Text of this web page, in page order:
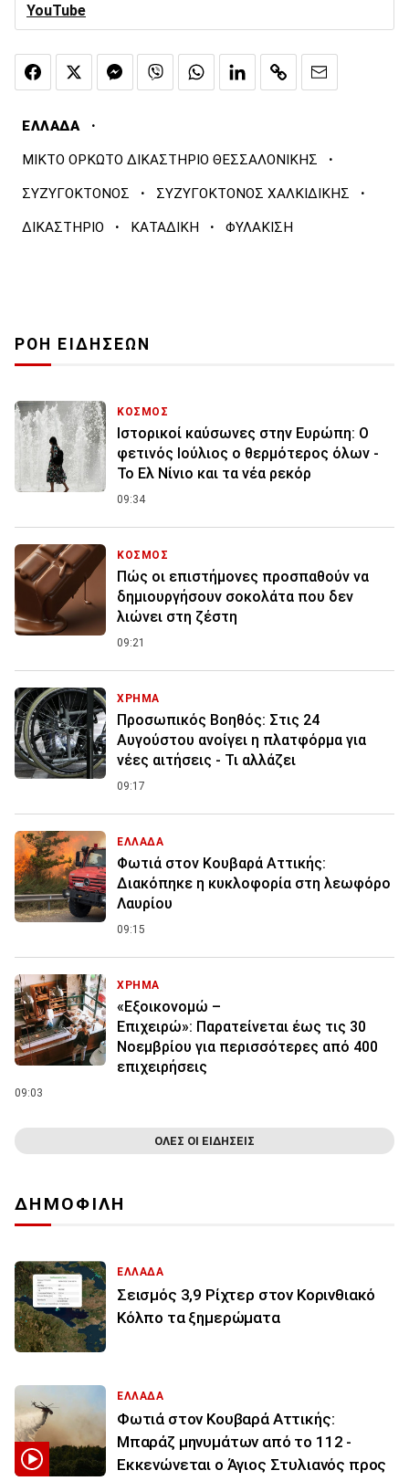
YouTube
ΕΛΛΑΔΑ ·
ΜΙΚΤΟ ΟΡΚΩΤΟ ΔΙΚΑΣΤΗΡΙΟ ΘΕΣΣΑΛΟΝΙΚΗΣ ·
ΣΥΖΥΓΟΚΤΟΝΟΣ · ΣΥΖΥΓΟΚΤΟΝΟΣ ΧΑΛΚΙΔΙΚΗΣ ·
ΔΙΚΑΣΤΗΡΙΟ · ΚΑΤΑΔΙΚΗ · ΦΥΛΑΚΙΣΗ
ΡΟΗ ΕΙΔΗΣΕΩΝ
ΚΟΣΜΟΣ
Ιστορικοί καύσωνες στην Ευρώπη: Ο
φετινός Ιούλιος ο θερμότερος όλων -
Το Ελ Νίνιο και τα νέα ρεκόρ
09:34
ΚΟΣΜΟΣ
Πώς οι επιστήμονες προσπαθούν να
δημιουργήσουν σοκολάτα που δεν
λιώνει στη ζέστη
09:21
ΧΡΗΜΑ
Προσωπικός Βοηθός: Στις 24
Αυγούστου ανοίγει η πλατφόρμα για
νέες αιτήσεις - Τι αλλάζει
09:17
ΕΛΛΑΔΑ
Φωτιά στον Κουβαρά Αττικής:
Διακόπηκε η κυκλοφορία στη λεωφόρο
Λαυρίου
09:15
ΧΡΗΜΑ
«Εξοικονομώ –
Επιχειρώ»: Παρατείνεται έως τις 30
Νοεμβρίου για περισσότερες από 400
επιχειρήσεις
09:03
ΟΛΕΣ ΟΙ ΕΙΔΗΣΕΙΣ
ΔΗΜΟΦΙΛΗ
ΕΛΛΑΔΑ
Σεισμός 3,9 Ρίχτερ στον Κορινθιακό
Κόλπο τα ξημερώματα
ΕΛΛΑΔΑ
Φωτιά στον Κουβαρά Αττικής:
Μπαράζ μηνυμάτων από το 112 -
Εκκενώνεται ο Άγιος Στυλιανός προς